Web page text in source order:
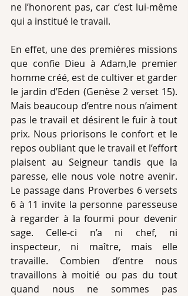
ne l’honorent pas, car c’est lui-même
qui a institué le travail.
En effet, une des premières missions
que confie Dieu à Adam,le premier
homme créé, est de cultiver et garder
le jardin d’Eden (Genèse 2 verset 15).
Mais beaucoup d’entre nous n’aiment
pas le travail et désirent le fuir à tout
prix. Nous priorisons le confort et le
repos oubliant que le travail et l’effort
plaisent au Seigneur tandis que la
paresse, elle nous vole notre avenir.
Le passage dans Proverbes 6 versets
6 à 11 invite la personne paresseuse
à regarder à la fourmi pour devenir
sage. Celle-ci n’a ni chef, ni
inspecteur, ni maître, mais elle
travaille. Combien d’entre nous
travaillons à moitié ou pas du tout
quand nous ne sommes pas